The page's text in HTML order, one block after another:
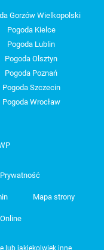
Gorzów Wielkopolski
Pogoda Kielce
Pogoda Lublin
Pogoda Olsztyn
Pogoda Poznań
Pogoda Szczecin
Pogoda Wrocław
Prywatność
Mapa strony
lub jakiekolwiek inne